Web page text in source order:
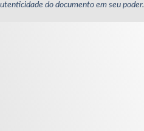
do documento em seu poder.